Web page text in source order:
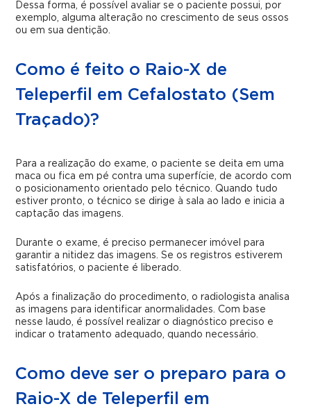
Dessa forma, é possível avaliar se o paciente possui, por
exemplo, alguma alteração no crescimento de seus ossos
ou em sua dentição.
Como é feito o Raio-X de
Teleperfil em Cefalostato (Sem
Traçado)?
Para a realização do exame, o paciente se deita em uma
maca ou fica em pé contra uma superfície, de acordo com
o posicionamento orientado pelo técnico. Quando tudo
estiver pronto, o técnico se dirige à sala ao lado e inicia a
captação das imagens.
Durante o exame, é preciso permanecer imóvel para
garantir a nitidez das imagens. Se os registros estiverem
satisfatórios, o paciente é liberado.
Após a finalização do procedimento, o radiologista analisa
as imagens para identificar anormalidades. Com base
nesse laudo, é possível realizar o diagnóstico preciso e
indicar o tratamento adequado, quando necessário.
Como deve ser o preparo para o
Raio-X de Teleperfil em